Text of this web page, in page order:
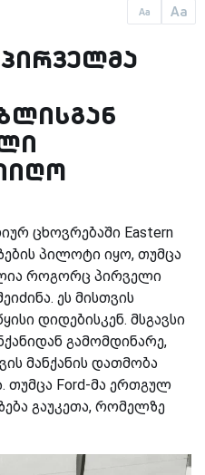
Aa Aa
პირველმა
ცხოვრებაში Eastern
პილოტი იყო, თუმცა
როგორც პირველი
ეს მისთვის
დიდებისკენ. მსგავსი
გამომდინარე,
მანქანის დათმობა
თუმცა Ford-მა ერთგულ
გაუკეთა, რომელზე